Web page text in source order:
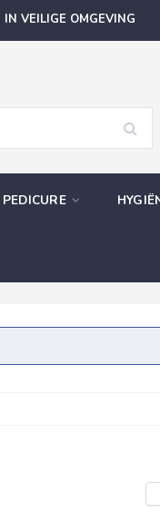
IN VEILIGE OMGEVING